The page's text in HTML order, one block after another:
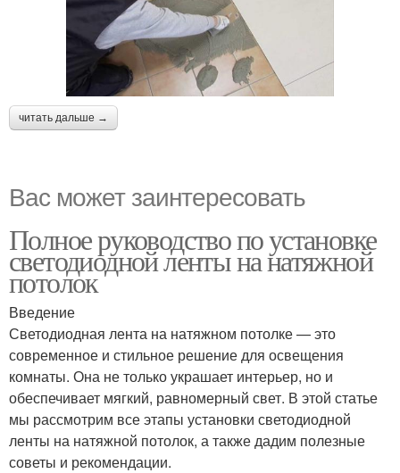
читать дальше →
Вас может заинтересовать
Полное руководство по установке
светодиодной ленты на натяжной
потолок
Введение
Светодиодная лента на натяжном потолке — это
современное и стильное решение для освещения
комнаты. Она не только украшает интерьер, но и
обеспечивает мягкий, равномерный свет. В этой статье
мы рассмотрим все этапы установки светодиодной
ленты на натяжной потолок, а также дадим полезные
советы и рекомендации.